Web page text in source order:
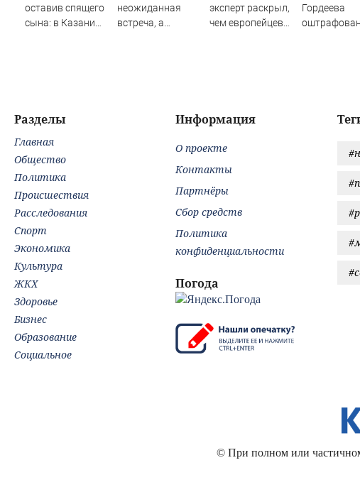
оставив спящего
сына: в Казани
неожиданная
встреча, а
эксперт раскрыл,
чем европейцев
Гордеева
Разделы
Главная
Общество
Политика
Происшествия
Расследования
Спорт
Экономика
Культура
ЖКХ
Здоровье
Бизнес
Образование
Социальное
Информация
О проекте
Контакты
Партнёры
Сбор средств
Политика
конфиденциальности
Погода
© При полном или частичном